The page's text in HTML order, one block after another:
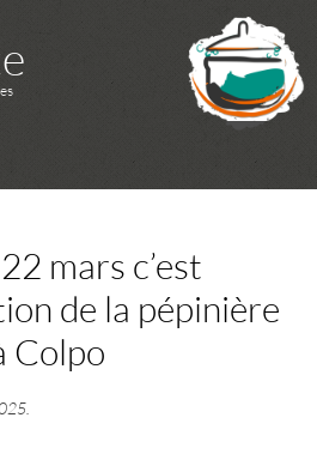
mars c’est
de la pépinière
Colpo